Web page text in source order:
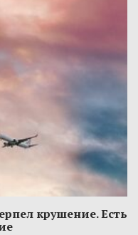
крушение. Есть